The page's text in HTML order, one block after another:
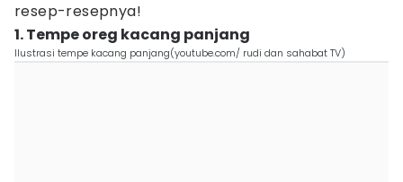
resep-resepnya!
1. Tempe oreg kacang panjang
Ilustrasi tempe kacang panjang(youtube.com/ rudi dan sahabat TV)